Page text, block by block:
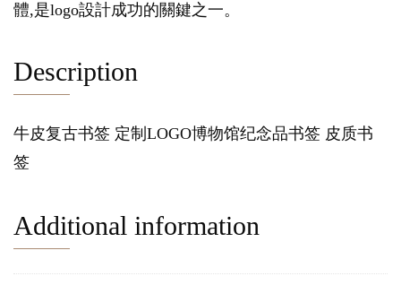
體,是logo設計成功的關鍵之一。
Description
牛皮复古书签 定制LOGO博物馆纪念品书签 皮质书
签
Additional information